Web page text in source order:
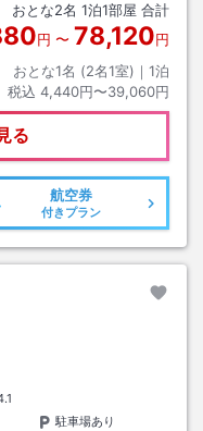
おとな2名 1泊1部屋 合計
円 〜 78,120円
おとな1名 (2名1室)｜ 1泊
税込 4,440円〜39,060円
る
航空券
付きプラン
駐車場あり